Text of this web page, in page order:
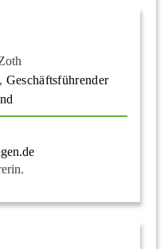
, Geschäftsführender